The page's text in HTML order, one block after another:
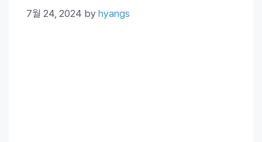
7월 24, 2024 by hyangs